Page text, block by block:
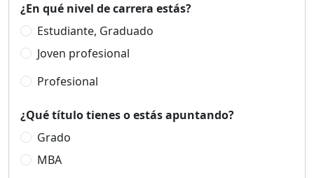
¿En qué nivel de carrera estás?
Estudiante, Graduado
Joven profesional
Profesional
¿Qué título tienes o estás apuntando?
Grado
MBA